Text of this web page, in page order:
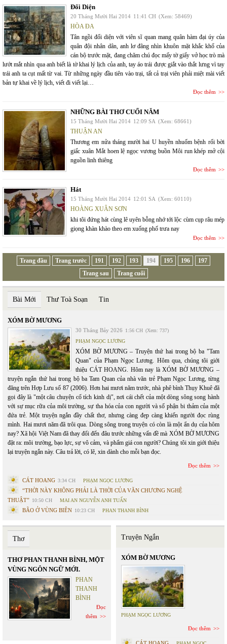
Đối Diện
20 Tháng Mười Hai 2014 11:41 CH (Xem: 58469)
HÒA ĐA
Tân ngồi đối diện với viên sĩ quan mang quân hàm đại úy của
quân đội nhân dân, anh lơ đãng nhìn khuôn mặt khắc khổ của
cán bộ trước mặt, đang chăm chú đọc mấy tờ giấy vở học trò mà
lướt mắt nhìn qua anh biết là tờ khai lý lịch của anh, tay áo trái được giắt vào thắt lưng vì tay
trái anh ta cụt mất từ vai. Từ những ngày đầu tiên vào trại, tất cả trại viên phải miệt mài viết
bản tự khai về lý lịch, viết đi viết lại…
Đọc thêm
NHỮNG BÀI THƠ CUỐI NĂM
15 Tháng Mười Hai 2014 12:09 SA (Xem: 68661)
THUẬN AN
Thương em nửa tháng mười hai U huyền nhuốm bệnh rối bời
giấc xuân Mắt hoen lệ ngọc vương buồn Môi run khép mở cội
nguồn linh thiêng
Đọc thêm
Hát
15 Tháng Mười Hai 2014 12:01 SA (Xem: 60110)
HOÀNG XUÂN SƠN
khi tôi đứng hát cùng lê uyên bỗng nhớ tới lộc cùm cụp râu mép
giọng khàn khào theo em xuống phố trưa nay
Đọc thêm
Trang đầu Trang trước 191 192 193 194 195 196
197
Trang sau
Trang cuối
Bài Mới Thư Toà Soạn Tin
XÓM BỜ MƯƠNG
30 Tháng Bảy 2026 1:56 CH (Xem: 737)
PHẠM NGỌC LƯƠNG
XÓM BỜ MƯƠNG – Truyện thứ hai trong bộ ba "Tam
Quan" của Phạm Ngọc Lương. Hôm qua, chúng tôi giới
thiệu CÁT HOANG. Hôm nay là XÓM BỜ MƯƠNG –
truyện ngắn thứ hai trong bộ ba Tam Quan của nhà văn trẻ Phạm Ngọc Lương, từng
đăng trên Hợp Lưu số 87 (2006). Hơn hai mươi năm trước, nhà phê bình Thụy Khuê đã
gọi đây là "một câu chuyện cổ tích kinh dị", nơi cái chết của một dòng sông song hành
với sự mục rữa của môi trường, sự tha hóa của con người và số phận bi thảm của một
đứa trẻ. Một truyện ngắn đầy chất thơ, nhưng càng đẹp càng khiến người đọc rùng
mình. Hai mươi năm đã trôi qua. Dòng sông trong truyện có còn là một ẩn dụ của hôm
nay? Xã hội Việt Nam đã thay đổi đến đâu trước những vấn đề mà XÓM BỜ MƯƠNG
đặt ra: môi trường, bạo lực, sự vô cảm, và phẩm giá con người? Chúng tôi xin giới thiệu
lại truyện ngắn này. Câu trả lời, có lẽ, xin dành cho mỗi bạn đọc.
Đọc thêm
CÁT HOANG 3:34 CH PHẠM NGỌC LƯƠNG
“THỜI NÀY KHÔNG PHẢI LÀ THỜI CỦA VĂN CHƯƠNG NGHỆ
THUẬT” 10:50 CH MAI AN NGUYỄN ANH TUẤN
BÃO Ở VÙNG BIÊN 10:23 CH PHAN THANH BÌNH
Thơ
THƠ PHAN THANH BÌNH, MỘT
VÙNG NGÔN NGỮ MỚI.
PHAN
THANH
BÌNH
Đọc
thêm
Truyện Ngắn
XÓM BỜ MƯƠNG
PHẠM NGỌC LƯƠNG
Đọc thêm